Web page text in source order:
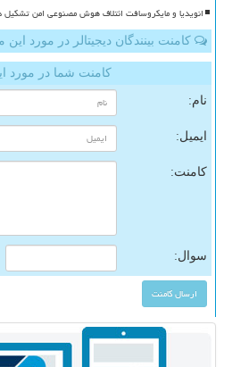
انویدیا و مایکروسافت ائتلاف هوش مصنوعی امن تشکیل
کامنت بینندگان دیجیتالر در مورد
کامنت شما در مورد
نام:
ایمیل:
کامنت:
سوال: